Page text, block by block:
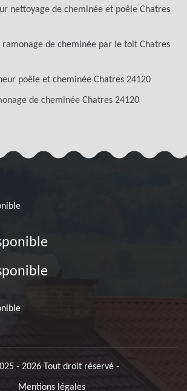
nettoyage de cheminée et poêle Chatres
ramonage de cheminée par le toit Chatres
poêle et cheminée Chatres 24120
de cheminée Chatres 24120
- 2026 Tout droit réservé -
Mentions légales